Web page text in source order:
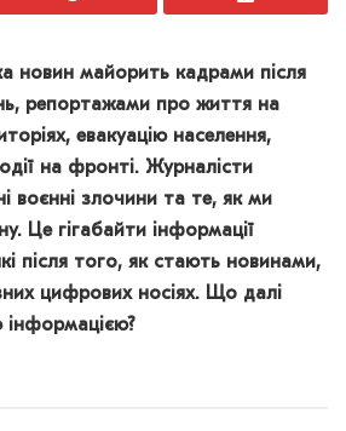
новин майорить кадрами після
репортажами про життя на
евакуацію населення,
на фронті. Журналісти
воєнні злочини та те, як ми
Це гігабайти інформації
після того, як стають новинами,
цифрових носіях. Що далі
інформацією?